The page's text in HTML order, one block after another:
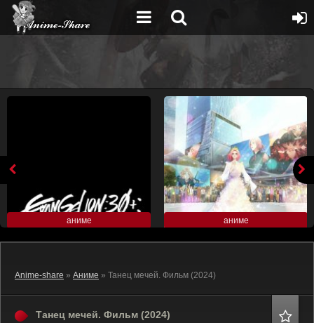
аниме аниме
Anime-share » Аниме » Танец мечей. Фильм (2024)
Танец мечей. Фильм (2024)